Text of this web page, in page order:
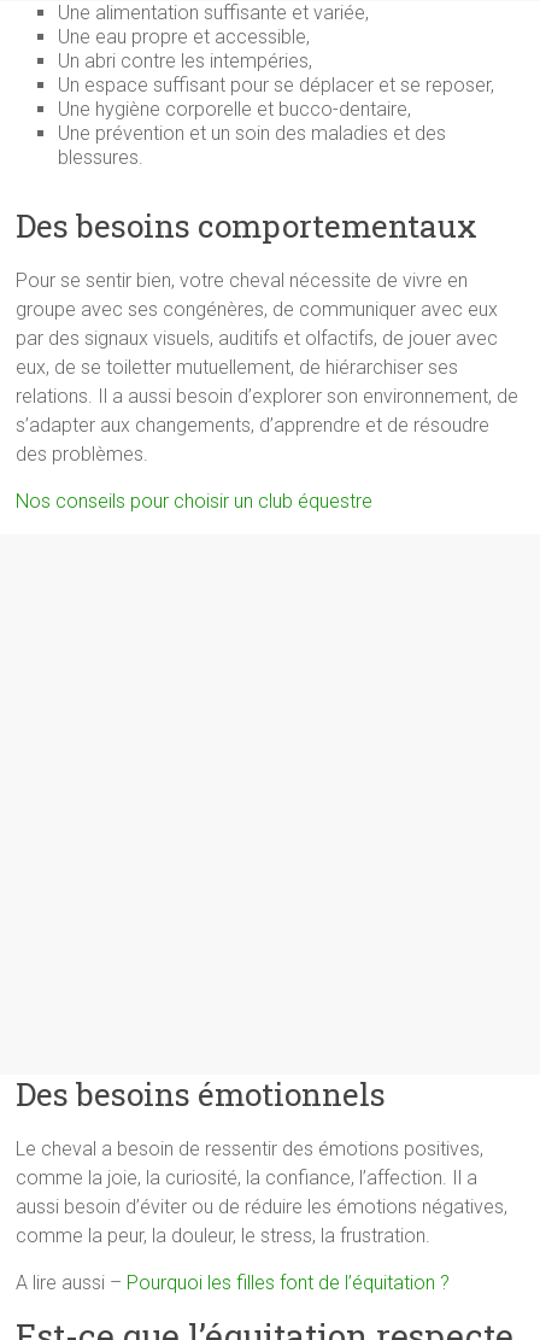
Une alimentation suffisante et variée,
Une eau propre et accessible,
Un abri contre les intempéries,
Un espace suffisant pour se déplacer et se reposer,
Une hygiène corporelle et bucco-dentaire,
Une prévention et un soin des maladies et des
blessures.
Des besoins comportementaux
Pour se sentir bien, votre cheval nécessite de vivre en
groupe avec ses congénères, de communiquer avec eux
par des signaux visuels, auditifs et olfactifs, de jouer avec
eux, de se toiletter mutuellement, de hiérarchiser ses
relations. Il a aussi besoin d’explorer son environnement, de
s’adapter aux changements, d’apprendre et de résoudre
des problèmes.
Nos conseils pour choisir un club équestre
Des besoins émotionnels
Le cheval a besoin de ressentir des émotions positives,
comme la joie, la curiosité, la confiance, l’affection. Il a
aussi besoin d’éviter ou de réduire les émotions négatives,
comme la peur, la douleur, le stress, la frustration.
A lire aussi – Pourquoi les filles font de l’équitation ?